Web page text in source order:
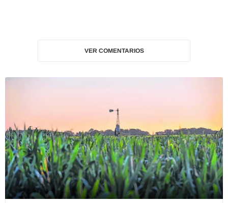
VER COMENTARIOS